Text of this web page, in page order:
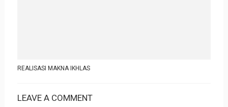
REALISASI MAKNA IKHLAS
LEAVE A COMMENT